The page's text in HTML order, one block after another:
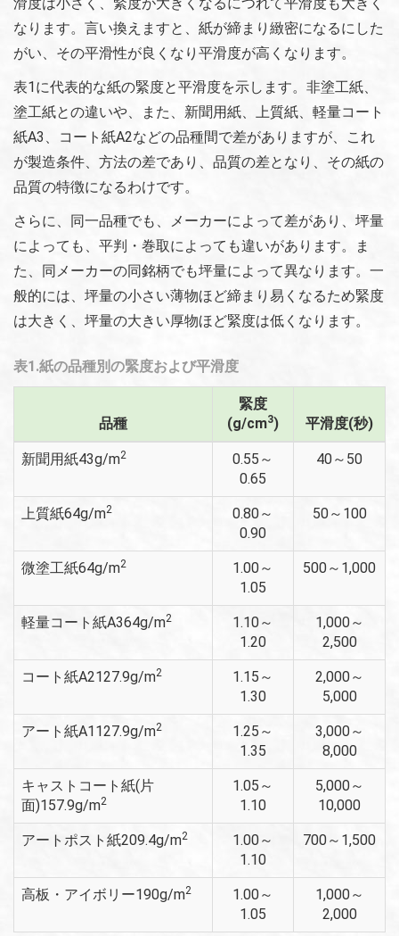
なります。言い換えますと、紙が締まり緻密になるにした
がい、その平滑性が良くなり平滑度が高くなります。
表1に代表的な紙の緊度と平滑度を示します。非塗工紙、
塗工紙との違いや、また、新聞用紙、上質紙、軽量コート
紙A3、コート紙A2などの品種間で差がありますが、これ
が製造条件、方法の差であり、品質の差となり、その紙の
品質の特徴になるわけです。
さらに、同一品種でも、メーカーによって差があり、坪量
によっても、平判・巻取によっても違いがあります。ま
た、同メーカーの同銘柄でも坪量によって異なります。一
般的には、坪量の小さい薄物ほど締まり易くなるため緊度
は大きく、坪量の大きい厚物ほど緊度は低くなります。
表1.紙の品種別の緊度および平滑度
品種
緊度
(g/cm3) 平滑度(秒)
新聞用紙43g/m2
0.55～
0.65
40～50
上質紙64g/m2
0.80～
0.90
50～100
微塗工紙64g/m2
1.00～
1.05
500～1,000
軽量コート紙A364g/m2
1.10～
1.20
1,000～
2,500
コート紙A2127.9g/m2
1.15～
1.30
2,000～
5,000
アート紙A1127.9g/m2
1.25～
1.35
3,000～
8,000
キャストコート紙(片
面)157.9g/m2
1.05～
1.10
5,000～
10,000
アートポスト紙209.4g/m2
1.00～
1.10
700～1,500
高板・アイボリー190g/m2
1.00～
1.05
1,000～
2,000